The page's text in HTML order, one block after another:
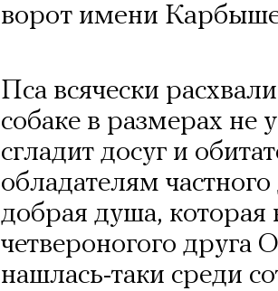
ворот имени
Пса всячески
собаке в размерах не
сгладит досуг и
обладателям
добрая душа, которая
четвероногого друга
нашлась-таки среди